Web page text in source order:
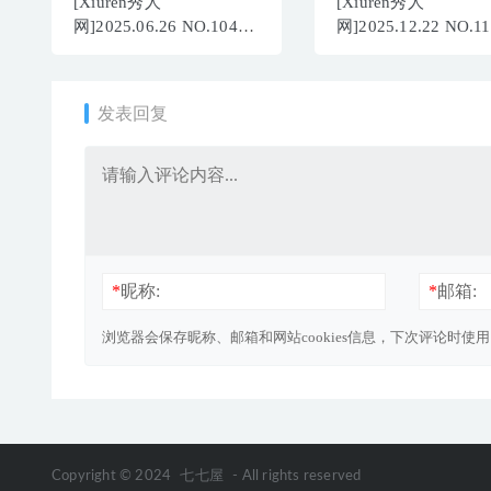
网]2025.06.26 NO.10464
网]2025.12.22
发表回复
*昵称: *邮箱:
浏览器会保存昵称、邮箱和网站cookies信息，下次评论时使
Copyright © 2024 七七屋 - All rights reserved